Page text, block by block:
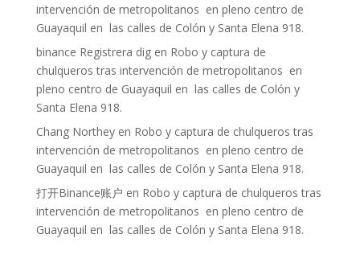
intervención de metropolitanos en pleno centro de
Guayaquil en las calles de Colón y Santa Elena 918.
binance Registrera digen Robo y captura de
chulqueros tras intervención de metropolitanos en
pleno centro de Guayaquil en las calles de Colón y
Santa Elena 918.
Chang Northeyen Robo y captura de chulqueros tras
intervención de metropolitanos en pleno centro de
Guayaquil en las calles de Colón y Santa Elena 918.
打开Binance账户 en Robo y captura de chulqueros tras
intervención de metropolitanos en pleno centro de
Guayaquil en las calles de Colón y Santa Elena 918.